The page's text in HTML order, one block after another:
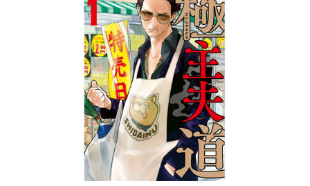
ビジネスと働き方のヒント
AI活用のいまが分かる
企業ITのトレンドを詳説
経営リーダーのコミュニティ
マーケ×ITの今がよく分かる
ITエンジニア向け専門サイト
企業向けIT製品の総合サイト